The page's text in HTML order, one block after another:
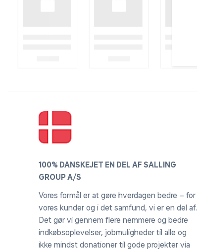
100% DANSKEJET EN DEL AF SALLING
GROUP A/S
Vores formål er at gøre hverdagen bedre – for
vores kunder og i det samfund, vi er en del af.
Det gør vi gennem flere nemmere og bedre
indkøbsoplevelser, jobmuligheder til alle og
ikke mindst donationer til gode projekter via